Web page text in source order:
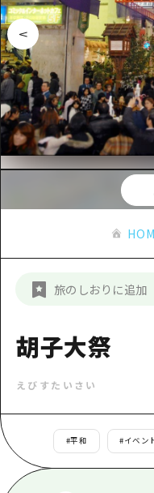
おすす
アート
イベン
グルメ
サイ
ショ
スポー
ナイ
定番
自然
モデ
Dive!
広島
あた
広島
安芸
備北
芸北
山口県
日帰り
半日
スポット
スポッ
広島
安芸
備後
備北
芸北
山口県
愛媛県
イベント
旬情報
お役立ち
お役
アクセ
お得な
観光
新着情報
事業者・学
旅のしおりに追加
胡子大祭
えびすたいさい
#平和 #イベン